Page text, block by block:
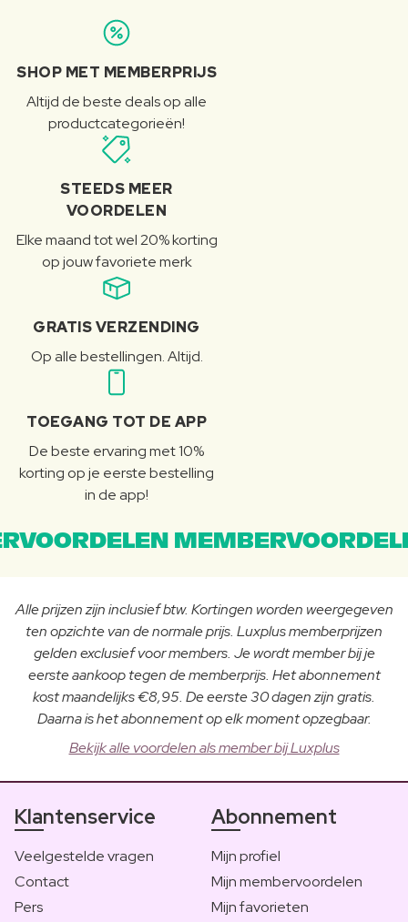
SHOP MET MEMBERPRIJS
Altijd de beste deals op alle
productcategorieën!
STEEDS MEER
VOORDELEN
Elke maand tot wel 20% korting
op jouw favoriete merk
GRATIS VERZENDING
Op alle bestellingen. Altijd.
TOEGANG TOT DE APP
De beste ervaring met 10%
korting op je eerste bestelling
in de app!
Alle prijzen zijn inclusief btw. Kortingen worden weergegeven
ten opzichte van de normale prijs. Luxplus memberprijzen
gelden exclusief voor members. Je wordt member bij je
eerste aankoop tegen de memberprijs. Het abonnement
kost maandelijks €8,95. De eerste 30 dagen zijn gratis.
Daarna is het abonnement op elk moment opzegbaar.
Bekijk alle voordelen als member bij Luxplus
Klantenservice
Veelgestelde vragen
Contact
Pers
Abonnement
Mijn profiel
Mijn membervoordelen
Mijn favorieten